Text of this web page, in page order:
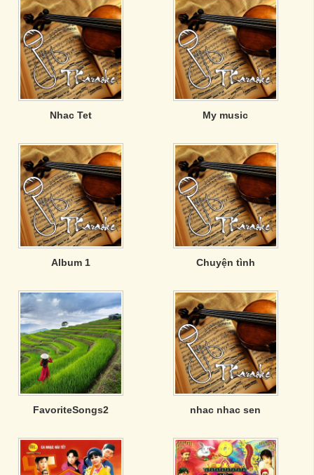
Nhac Tet My music
Album 1 Chuyện tình
FavoriteSongs2 nhac nhac sen